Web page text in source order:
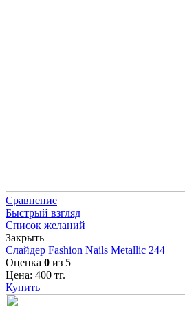
Сравнение
Быстрый взгляд
Список желаний
Закрыть
Слайдер Fashion Nails Metallic 244
Оценка 0 из 5
Цена: 400 тг.
Купить